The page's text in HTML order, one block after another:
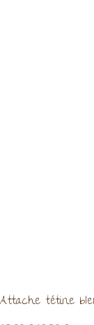
Attache tétine